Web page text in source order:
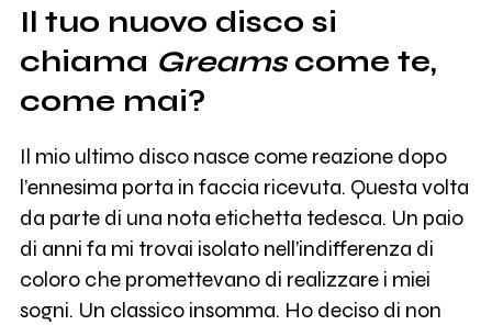
Il tuo nuovo disco si
chiama Greamscome te,
come mai?
Il mio ultimo disco nasce come reazione dopo
l’ennesima porta in faccia ricevuta. Questa volta
da parte di una nota etichetta tedesca. Un paio
di anni fa mi trovai isolato nell’indifferenza di
coloro che promettevano di realizzare i miei
sogni. Un classico insomma. Ho deciso di non